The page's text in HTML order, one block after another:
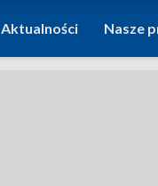
Aktualności Nasze